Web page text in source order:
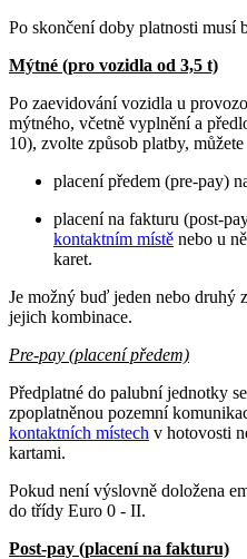
Po skončení doby platnosti musí
Mýtné (pro vozidla od 3,5 t)
Po zaevidování vozidla u
mýtného, včetně vyplnění a
10), zvolte způsob platby,
placení předem (pre-pay)
placení na fakturu (post-
kontaktním místě nebo u
karet.
Je možný buď jeden nebo druhý
jejich kombinace.
Pre-pay (placení předem)
Předplatné do palubní jednotky
zpoplatněnou pozemní
kontaktních místech v hotovosti
kartami.
Pokud není výslovně doložena
do třídy Euro 0 - II.
Post-pay (placení na fakturu)